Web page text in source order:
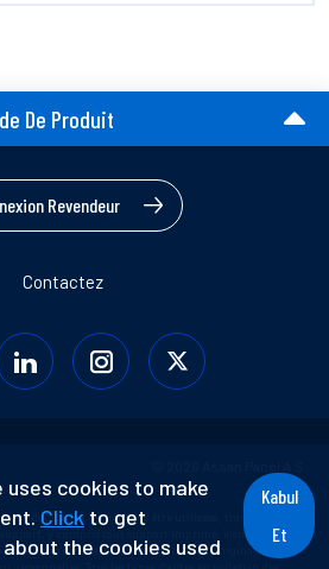
De Produit
Revendeur
Contactez
ce document ne peuvent être utilisées, transférées,
y compris tout support imprimé, visuel, audio ou
ou sans référence au document original, que ce
uses cookies to make
Click to get
the cookies used
Kabul
Et